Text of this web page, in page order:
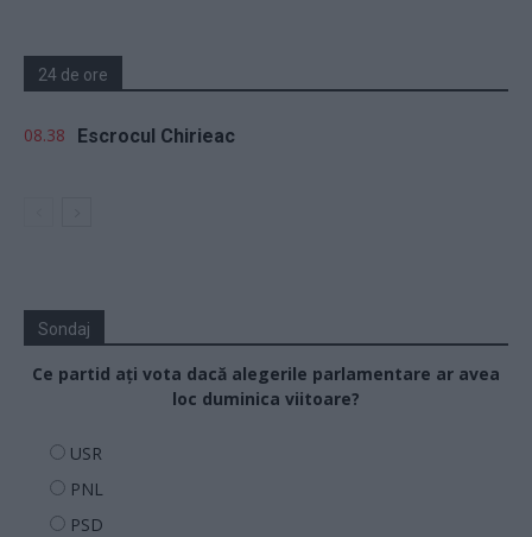
24 de ore
08.38 Escrocul Chirieac
Sondaj
Ce partid ați vota dacă alegerile parlamentare ar avea
loc duminica viitoare?
USR
PNL
PSD